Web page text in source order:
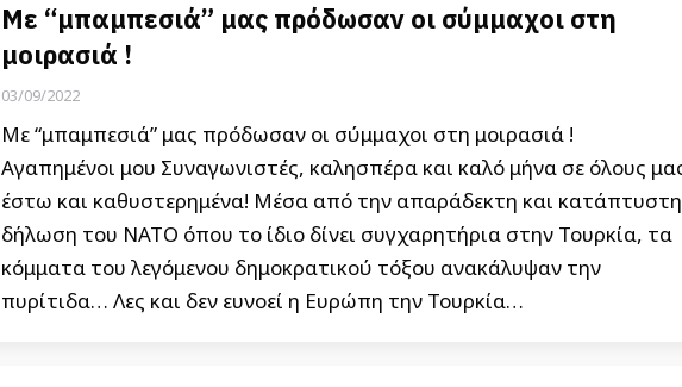
Με “μπαμπεσιά” μας πρόδωσαν οι σύμμαχοι στη
μοιρασιά !
03/09/2022
Με “μπαμπεσιά” μας πρόδωσαν οι σύμμαχοι στη μοιρασιά !
Αγαπημένοι μου Συναγωνιστές, καλησπέρα και καλό μήνα σε όλους
έστω και καθυστερημένα! Μέσα από την απαράδεκτη και κατάπτυστη
δήλωση του ΝΑΤΟ όπου το ίδιο δίνει συγχαρητήρια στην Τουρκία, τα
κόμματα του λεγόμενου δημοκρατικού τόξου ανακάλυψαν την
πυρίτιδα… Λες και δεν ευνοεί η Ευρώπη την Τουρκία…